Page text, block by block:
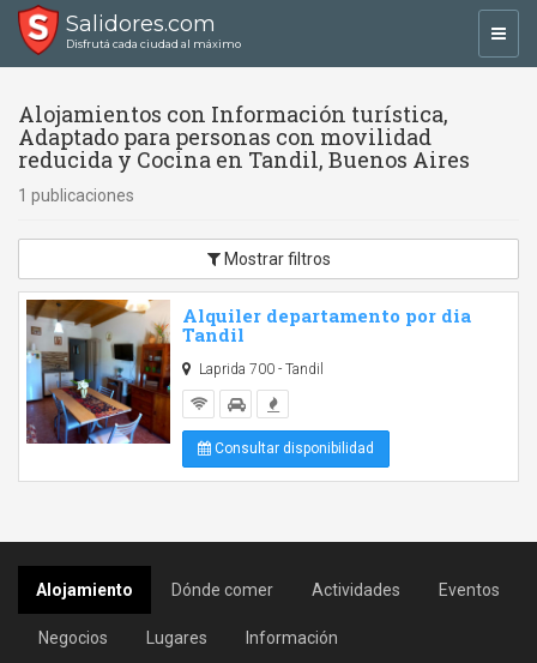
Salidores.com
Disfrutá cada ciudad al máximo
Alojamientos con Información turística,
Adaptado para personas con movilidad
reducida y Cocina en Tandil, Buenos Aires
1 publicaciones
Mostrar filtros
Alquiler departamento por dia
Tandil
Laprida 700 - Tandil
Consultar disponibilidad
Alojamiento Dónde comer Actividades Eventos
Negocios Lugares Información